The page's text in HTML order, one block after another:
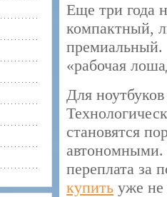
Еще три года
компактный,
премиальный.
«рабочая
Для
становятся
автономными.
переплата за
купить уже не